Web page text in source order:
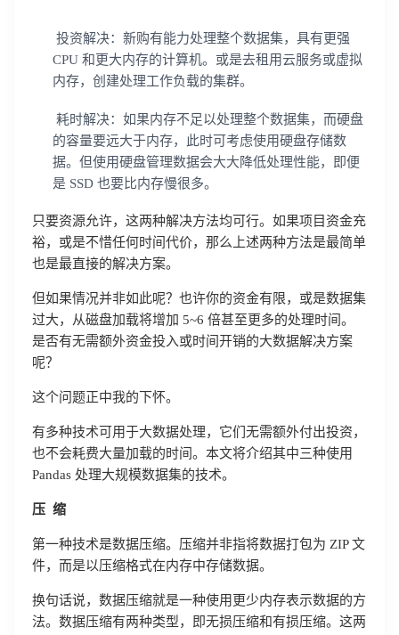
投资解决：新购有能力处理整个数据集，具有更强
CPU 和更大内存的计算机。或是去租用云服务或虚拟
内存，创建处理工作负载的集群。
耗时解决：如果内存不足以处理整个数据集，而硬盘
的容量要远大于内存，此时可考虑使用硬盘存储数
据。但使用硬盘管理数据会大大降低处理性能，即便
是 SSD 也要比内存慢很多。
只要资源允许，这两种解决方法均可行。如果项目资金充
裕，或是不惜任何时间代价，那么上述两种方法是最简单
也是最直接的解决方案。
但如果情况并非如此呢？也许你的资金有限，或是数据集
过大，从磁盘加载将增加 5~6 倍甚至更多的处理时间。
是否有无需额外资金投入或时间开销的大数据解决方案
呢？
这个问题正中我的下怀。
有多种技术可用于大数据处理，它们无需额外付出投资，
也不会耗费大量加载的时间。本文将介绍其中三种使用
Pandas 处理大规模数据集的技术。
压 缩
第一种技术是数据压缩。压缩并非指将数据打包为 ZIP 文
件，而是以压缩格式在内存中存储数据。
换句话说，数据压缩就是一种使用更少内存表示数据的方
法。数据压缩有两种类型，即无损压缩和有损压缩。这两